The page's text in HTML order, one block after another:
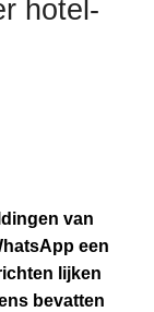
hotel-
van
een
lijken
bevatten